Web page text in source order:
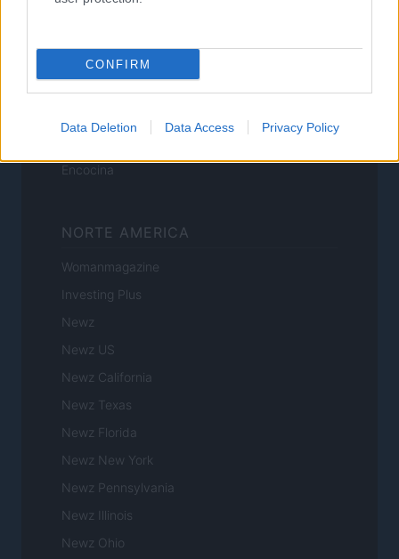
CONFIRM
Data Deletion Data Access Privacy Policy
Finanzas 24
Think.es
Encocina
NORTE AMERICA
Womanmagazine
Investing Plus
Newz
Newz US
Newz California
Newz Texas
Newz Florida
Newz New York
Newz Pennsylvania
Newz Illinois
Newz Ohio